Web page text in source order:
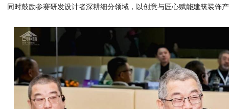
同时鼓励参赛研发设计者深耕细分领域，以创意与匠心赋能建筑装饰